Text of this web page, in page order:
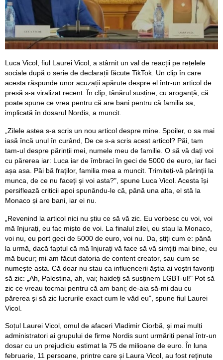
Luca Vicol, fiul Laurei Vicol, a stârnit un val de reacții pe rețelele
sociale după o serie de declarații făcute TikTok. Un clip în care
acesta răspunde unor acuzații apărute despre el într-un articol de
presă s-a viralizat recent. În clip, tânărul susține, cu aroganță, că
poate spune ce vrea pentru că are bani pentru că familia sa,
implicată în dosarul Nordis, a muncit.
„Zilele astea s-a scris un nou articol despre mine. Spoiler, o sa mai
iasă încă unul în curând, De ce s-a scris acest articol? Păi, tam
tam-ul despre părinții mei, numele meu de familie. O să vă dați voi
cu părerea iar: Luca iar de îmbraci în geci de 5000 de euro, iar faci
așa asa. Păi bă fraților, familia mea a muncit. Trimiteți-vă părinții la
munca, de ce nu faceți și voi asta?", spune Luca Vicol. Acesta își
persiflează criticii apoi spunându-le că, până una alta, el stă la
Monaco și are bani, iar ei nu.
„Revenind la articol nici nu știu ce să vă zic. Eu vorbesc cu voi, voi
mă înjurați, eu fac mișto de voi. La finalul zilei, eu stau la Monaco,
voi nu, eu port geci de 5000 de euro, voi nu. Da, știți cum e: până
la urmă, dacă faptul că mă înjurați vă face să vă simțiți mai bine, eu
mă bucur; mi-am făcut datoria de content creator, sau cum se
numește asta. Că doar nu stau ca influencerii ăștia ai voștri favoriți
să zic: „Ah, Palestina, ah, vai; haideți să susținem LGBT-ul!" Pot să
zic ce vreau tocmai pentru că am bani; de-aia să-mi dau cu
părerea și să zic lucrurile exact cum le văd eu", spune fiul Laurei
Vicol.
Soțul Laurei Vicol, omul de afaceri Vladimir Ciorbă, și mai mulți
administratori ai grupului de firme Nordis sunt urmăriți penal într-un
dosar cu un prejudiciu estimat la 75 de milioane de euro. În luna
februarie, 11 persoane, printre care și Laura Vicol, au fost reținute